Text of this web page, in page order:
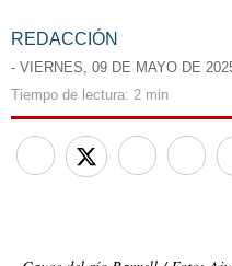
REDACCIÓN
- VIERNES, 09 DE MAYO DE 2025
Tiempo de lectura:
2 min